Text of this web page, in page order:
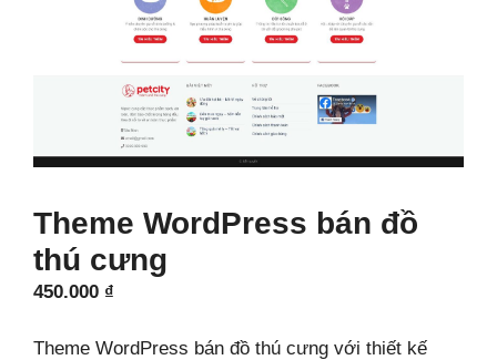
Theme WordPress bán đồ
thú cưng
450.000 ₫
Theme WordPress bán đồ thú cưng với thiết kế